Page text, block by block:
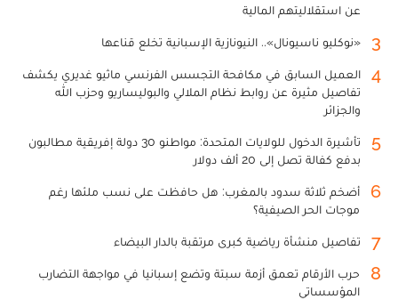
عن استقلاليتهم المالية
3 «نوكليو ناسيونال».. النيونازية الإسبانية تخلع قناعها
4
العميل السابق في مكافحة التجسس الفرنسي ماثيو غديري يكشف
تفاصيل مثيرة عن روابط نظام الملالي والبوليساريو وحزب الله
والجزائر
5
تأشيرة الدخول للولايات المتحدة: مواطنو 30 دولة إفريقية مطالبون
بدفع كفالة تصل إلى 20 ألف دولار
6
أضخم ثلاثة سدود بالمغرب: هل حافظت على نسب ملئها رغم
موجات الحر الصيفية؟
7 تفاصيل منشأة رياضية كبرى مرتقبة بالدار البيضاء
8
حرب الأرقام تعمق أزمة سبتة وتضع إسبانيا في مواجهة التضارب
المؤسساتي